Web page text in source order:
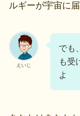
ルギーが宇宙に
えいじ
でも
も受
よ